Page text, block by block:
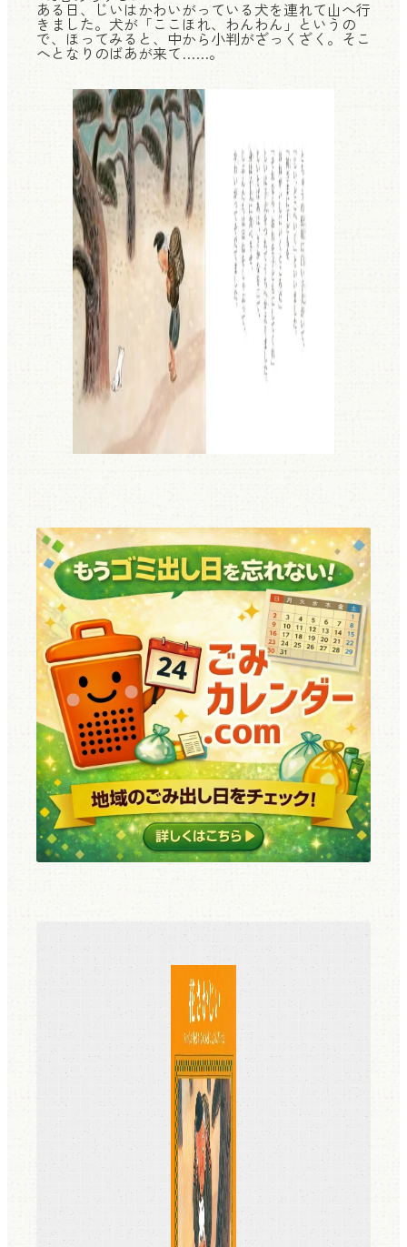
ある日、じいはかわいがっている犬を連れて山へ行
きました。犬が「ここほれ、わんわん」というの
で、ほってみると、中から小判がざっくざく。そこ
へとなりのばあが来て……。